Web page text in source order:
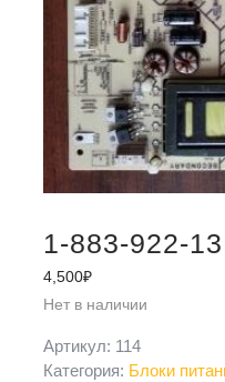
1-883-922-
4,500₽
Нет в наличии
Артикул: 114
Категория: Блоки